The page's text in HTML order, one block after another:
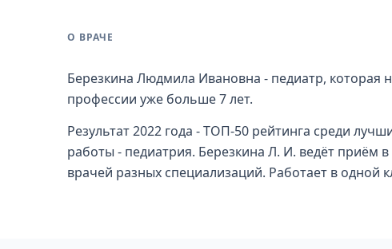
О ВРАЧЕ
Березкина Людмила Ивановна - педиатр, которая
профессии уже больше 7 лет.
Результат 2022 года - ТОП-50 рейтинга среди
работы - педиатрия. Березкина Л. И. ведёт приём
врачей разных специализаций. Работает в одной